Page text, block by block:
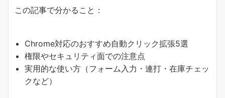
この記事で分かること：
Chrome対応のおすすめ自動クリック拡張5選
権限やセキュリティ面での注意点
実用的な使い方（フォーム入力・連打・在庫チェッ
クなど）